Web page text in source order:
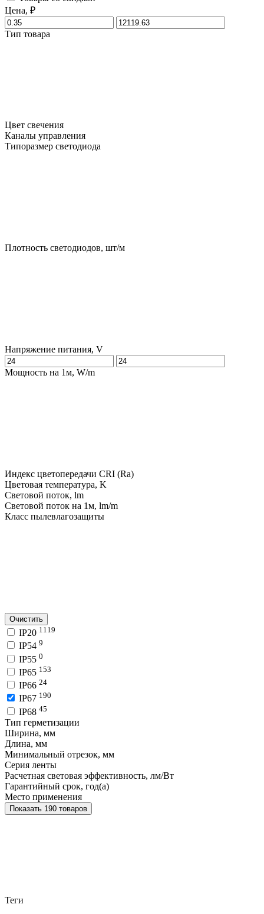
Цена, ₽
Тип товара
Цвет свечения
Каналы управления
Типоразмер светодиода
Плотность светодиодов, шт/м
Напряжение питания, V
Мощность на 1м, W/m
Индекс цветопередачи CRI (Ra)
Цветовая температура, K
Световой поток, lm
Световой поток на 1м, lm/m
Класс пылевлагозащиты
Очистить
IP20 1119
IP54 9
IP55 0
IP65 153
IP66 24
IP67 190
IP68 45
Тип герметизации
Ширина, мм
Длина, мм
Минимальный отрезок, мм
Серия ленты
Расчетная световая эффективность, лм/Вт
Гарантийный срок, год(а)
Место применения
Показать 190 товаров
Теги